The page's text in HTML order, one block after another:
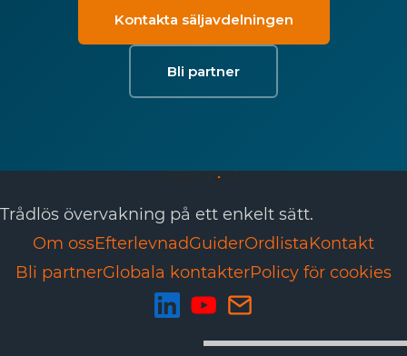
Kontakta säljavdelningen
Bli partner
Trådlös övervakning på ett enkelt sätt.
Om ossEfterlevnadGuiderOrdlistaKontakt
Bli partnerGlobala kontakterPolicy för cookies